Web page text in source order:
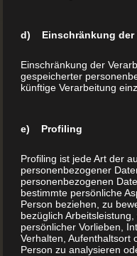
lassen
Kinderbuch drucken
es Ihnen! Für die
Geschichten
Detektivgeschichten
Klassenzimmer, die
unbeschwerte Zeit,
einen großen Anteil
d) Einschränkung der
Einschränkung der
gespeicherter
künftige Verarbeitung
e) Profiling
Profiling ist jede Art der
personenbezogener
personenbezogenen
bestimmte persönliche
Person beziehen, zu
bezüglich
persönlicher Vorlieben,
Verhalten, Aufenthaltsort
Person zu analysieren